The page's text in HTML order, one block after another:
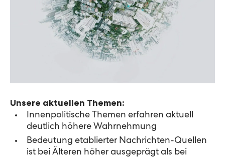
Unsere aktuellen Themen:
Innenpolitische Themen erfahren aktuell
deutlich höhere Wahrnehmung
Bedeutung etablierter Nachrichten-Quellen
ist bei Älteren höher ausgeprägt als bei